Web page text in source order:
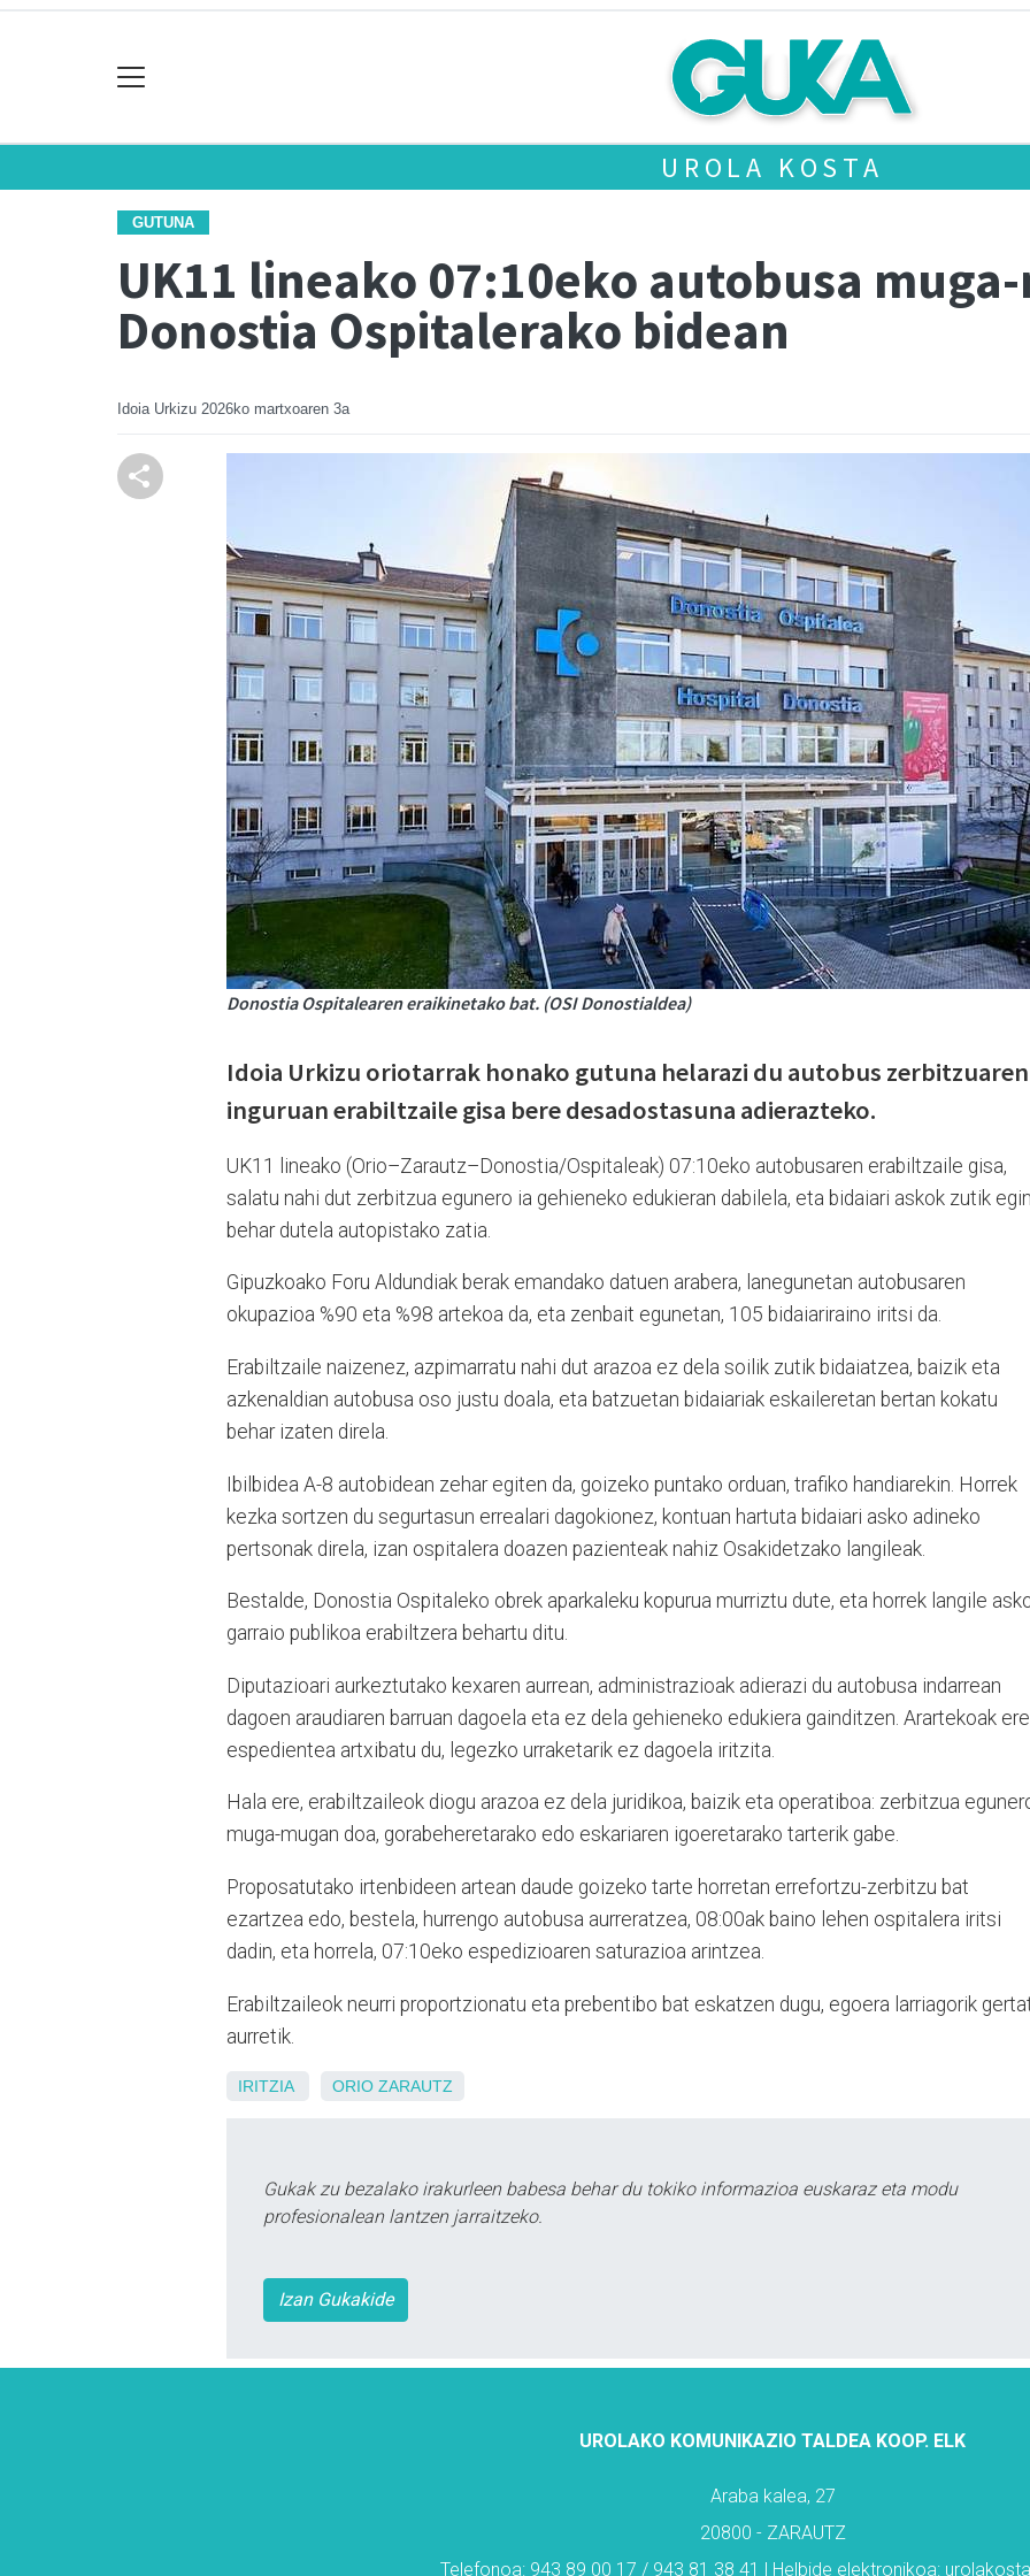
UROLA KOSTA
GUTUNA
UK11 lineako 07:10eko autobusa
Donostia Ospitalerako bidean
Idoia Urkizu 2026ko martxoaren 3a
Donostia Ospitalearen eraikinetako bat. (OSI Donostialdea)
Idoia Urkizu oriotarrak honako gutuna helarazi du autobus zerbitzuaren
inguruan erabiltzaile gisa bere desadostasuna adierazteko.
UK11 lineako (Orio–Zarautz–Donostia/Ospitaleak) 07:10eko autobusaren erabiltzaile gisa,
salatu nahi dut zerbitzua egunero ia gehieneko edukieran dabilela, eta bidaiari askok zutik egin
behar dutela autopistako zatia.
Gipuzkoako Foru Aldundiak berak emandako datuen arabera, lanegunetan autobusaren
okupazioa %90 eta %98 artekoa da, eta zenbait egunetan, 105 bidaiariraino iritsi da.
Erabiltzaile naizenez, azpimarratu nahi dut arazoa ez dela soilik zutik bidaiatzea, baizik eta
azkenaldian autobusa oso justu doala, eta batzuetan bidaiariak eskaileretan bertan kokatu
behar izaten direla.
Ibilbidea A-8 autobidean zehar egiten da, goizeko puntako orduan, trafiko handiarekin. Horrek
kezka sortzen du segurtasun errealari dagokionez, kontuan hartuta bidaiari asko adineko
pertsonak direla, izan ospitalera doazen pazienteak nahiz Osakidetzako langileak.
Bestalde, Donostia Ospitaleko obrek aparkaleku kopurua murriztu dute, eta horrek langile
garraio publikoa erabiltzera behartu ditu.
Diputazioari aurkeztutako kexaren aurrean, administrazioak adierazi du autobusa indarrean
dagoen araudiaren barruan dagoela eta ez dela gehieneko edukiera gainditzen. Arartekoak ere
espedientea artxibatu du, legezko urraketarik ez dagoela iritzita.
Hala ere, erabiltzaileok diogu arazoa ez dela juridikoa, baizik eta operatiboa: zerbitzua
muga-mugan doa, gorabeheretarako edo eskariaren igoeretarako tarterik gabe.
Proposatutako irtenbideen artean daude goizeko tarte horretan errefortzu-zerbitzu bat
ezartzea edo, bestela, hurrengo autobusa aurreratzea, 08:00ak baino lehen ospitalera iritsi
dadin, eta horrela, 07:10eko espedizioaren saturazioa arintzea.
Erabiltzaileok neurri proportzionatu eta prebentibo bat eskatzen dugu, egoera larriagorik
aurretik.
IRITZIA ORIO ZARAUTZ
Gukak zu bezalako irakurleen babesa behar du tokiko informazioa euskaraz eta modu
profesionalean lantzen jarraitzeko.
Izan Gukakide
UROLAKO KOMUNIKAZIO TALDEA KOOP. ELK
Araba kalea, 27
20800 - ZARAUTZ
Telefonoa: 943 89 00 17 / 943 81 38 41 | Helbide elektronikoa: